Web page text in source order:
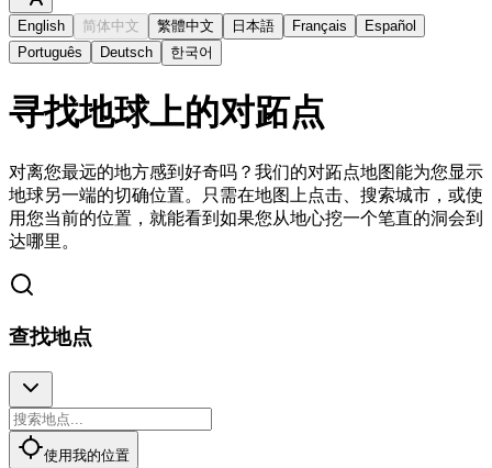
English 简体中文 繁體中文 日本語 Français
Español
Português
Deutsch 한국어
寻找地球上的对跖点
对离您最远的地方感到好奇吗？我们的对跖点地图能为您显示
地球另一端的切确位置。只需在地图上点击、搜索城市，或使
用您当前的位置，就能看到如果您从地心挖一个笔直的洞会到
达哪里。
查找地点
使用我的位置